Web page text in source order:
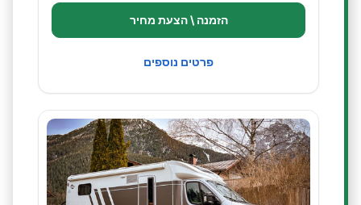
הזמנה \ הצעת מחיר
פרטים נוספים